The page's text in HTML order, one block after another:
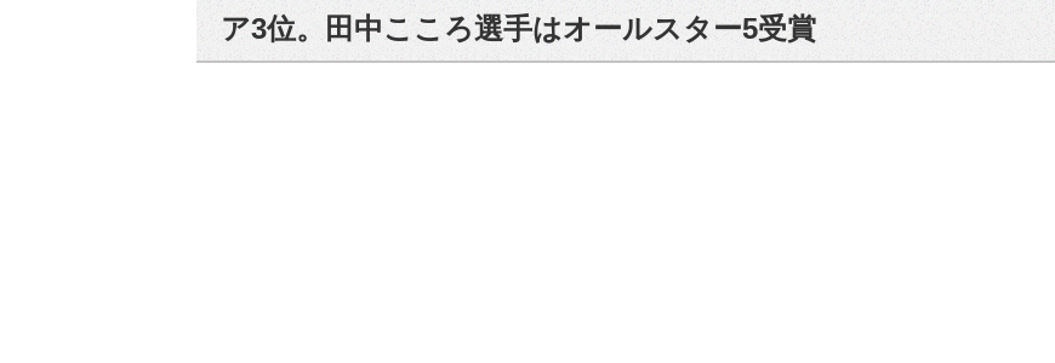
ア3位。田中こころ選手はオールスター5受賞